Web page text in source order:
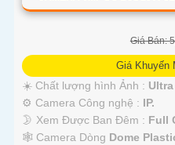
Giá Bán:
Giá Khuyến
☀️ Chất lượng hình Ảnh :
⚙ Camera Công nghệ : IP.
🌛 Xem Được Ban Đêm : Full
🕸️ Camera Dòng Dome